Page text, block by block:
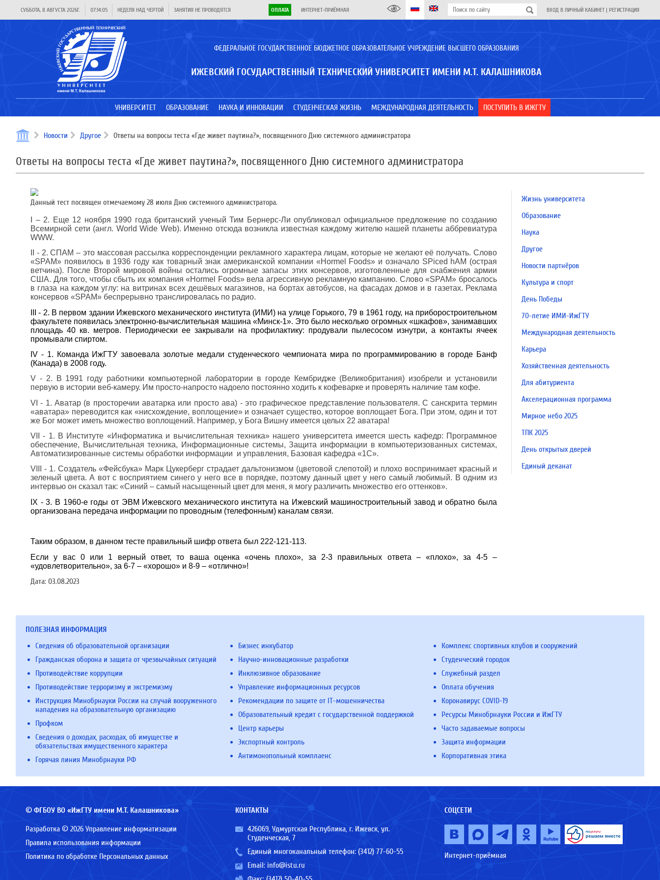
СУББОТА, 8 АВГУСТА 2026Г. 07:14:05 НЕДЕЛЯ НАД ЧЕРТОЙ ЗАНЯТИЯ НЕ ПРОВОДЯТСЯ ОПЛАТА ИНТЕРНЕТ-ПРИЁМНАЯ ВХОД В ЛИЧНЫЙ КАБИНЕТ | РЕГИСТРАЦИЯ
ФЕДЕРАЛЬНОЕ ГОСУДАРСТВЕННОЕ БЮДЖЕТНОЕ ОБРАЗОВАТЕЛЬНОЕ УЧРЕЖДЕНИЕ ВЫСШЕГО ОБРАЗОВАНИЯ
ИЖЕВСКИЙ ГОСУДАРСТВЕННЫЙ ТЕХНИЧЕСКИЙ УНИВЕРСИТЕТ ИМЕНИ М.Т. КАЛАШНИКОВА
УНИВЕРСИТЕТ ОБРАЗОВАНИЕ НАУКА И ИННОВАЦИИ СТУДЕНЧЕСКАЯ ЖИЗНЬ МЕЖДУНАРОДНАЯ ДЕЯТЕЛЬНОСТЬ ПОСТУПИТЬ В ИЖГТУ
Новости Другое Ответы на вопросы теста «Где живет паутина?», посвященного Дню системного администратора
Ответы на вопросы теста «Где живет паутина?», посвященного Дню системного администратора
Данный тест посвящен отмечаемому 28 июля Дню системного администратора.
– 2. Еще 12 ноября 1990 года британский ученый Тим Бернерс-Ли опубликовал официальное предложение по созданию
Всемирной сети (англ. World Wide Web). Именно отсюда возникла известная каждому жителю нашей планеты аббревиатура
WWW.
- 2. СПАМ – это массовая рассылка корреспонденции рекламного характера лицам, которые не желают её получать. Слово
«SPAM» появилось в 1936 году как товарный знак американской компании «Hormel Foods» и означало SPiced hAM (острая
ветчина). После Второй мировой войны остались огромные запасы этих консервов, изготовленные для снабжения армии
США. Для того, чтобы сбыть их компания «Hormel Foods» вела агрессивную рекламную кампанию. Слово «SPAM» бросалось
в глаза на каждом углу: на витринах всех дешёвых магазинов, на бортах автобусов, на фасадах домов и в газетах. Реклама
консервов «SPAM» беспрерывно транслировалась по радио.
- 2. В первом здании Ижевского механического института (ИМИ) на улице Горького, 79 в 1961 году, на приборостроительном
факультете появилась электронно-вычислительная машина «Минск-1». Это было несколько огромных «шкафов», занимавших
площадь 40 кв. метров. Периодически ее закрывали на профилактику: продували пылесосом изнутри, а контакты ячеек
промывали спиртом.
IV - 1. Команда ИжГТУ завоевала золотые медали студенческого чемпионата мира по программированию в городе Банф
(Канада) в 2008 году.
V - 2. В 1991 году работники компьютерной лаборатории в городе Кембридже (Великобритания) изобрели и установили
первую в истории веб-камеру. Им просто-напросто надоело постоянно ходить к кофеварке и проверять наличие там кофе.
VI - 1. Аватар (в просторечии аватарка или просто ава) - это графическое представление пользователя. С санскрита термин
«аватара» переводится как «нисхождение, воплощение» и означает существо, которое воплощает Бога. При этом, один и тот
же Бог может иметь множество воплощений. Например, у Бога Вишну имеется целых 22 аватара!
VII
- 1. В Институте «Информатика и вычислительная техника» нашего университета имеется шесть кафедр: Программное
обеспечение, Вычислительная техника, Информационные системы, Защита информации в компьютеризованных системах,
Автоматизированные системы обработки информации и управления, Базовая кафедра «1С».
VIII
- 1. Создатель «Фейсбука» Марк Цукерберг страдает дальтонизмом (цветовой слепотой) и плохо воспринимает красный и
зеленый цвета. А вот с восприятием синего у него все в порядке, поэтому данный цвет у него самый любимый. В одним из
интервью он сказал так: «Синий – самый насыщенный цвет для меня, я могу различить множество его оттенков».
IX - 3. В 1960-е годы от ЭВМ Ижевского механического института на Ижевский машиностроительный завод и обратно была
организована передача информации по проводным (телефонным) каналам связи.
Таким образом, в данном тесте правильный шифр ответа был 222-121-113.
Если у вас 0 или 1 верный ответ, то ваша оценка «очень плохо», за 2-3 правильных ответа – «плохо», за 4-5 –
«удовлетворительно», за 6-7 – «хорошо» и 8-9 – «отлично»!
Дата: 03.08.2023
Жизнь университета
Образование
Наука
Другое
Новости партнёров
Культура и спорт
День Победы
70-летие ИМИ-ИжГТУ
Международная деятельность
Карьера
Хозяйственная деятельность
Для абитуриента
Акселерационная программа
Мирное небо 2025
ТПК 2025
День открытых дверей
Единый деканат
ПОЛЕЗНАЯ ИНФОРМАЦИЯ
Сведения об образовательной организации
Гражданская оборона и защита от чрезвычайных ситуаций
Противодействие коррупции
Противодействие терроризму и экстремизму
Инструкция Минобрнауки России на случай вооруженного
нападения на образовательную организацию
Профком
Сведения о доходах, расходах, об имуществе и
обязательствах имущественного характера
Горячая линия Минобрнауки РФ
Бизнес инкубатор
Научно-инновационные разработки
Инклюзивное образование
Управление информационных ресурсов
Рекомендации по защите от IT-мошенничества
Образовательный кредит с государственной поддержкой
Центр карьеры
Экспортный контроль
Антимонопольный комплаенс
Комплекс спортивных клубов и сооружений
Студенческий городок
Служебный раздел
Оплата обучения
Коронавирус COVID-19
Ресурсы Минобрнауки России и ИжГТУ
Часто задаваемые вопросы
Защита информации
Корпоративная этика
© ФГБОУ ВО «ИжГТУ имени М.Т. Калашникова»
Разработка © 2026 Управление информатизации
Правила использования информации
Политика по обработке Персональных данных
КОНТАКТЫ
426069, Удмуртская Республика, г. Ижевск, ул.
Студенческая, 7
Единый многоканальный телефон: (3412) 77-60-55
Email: info@istu.ru
СОЦСЕТИ
Интернет-приёмная